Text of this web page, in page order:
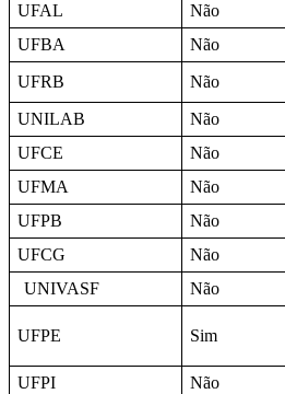
UFAL Não
UFBA
Não
UFRB
Não
UNILAB
Não
UFCE
Não
UFMA
Não
UFPB
Não
UFCG
Não
UNIVASF
Não
UFPE Sim
UFPI Não